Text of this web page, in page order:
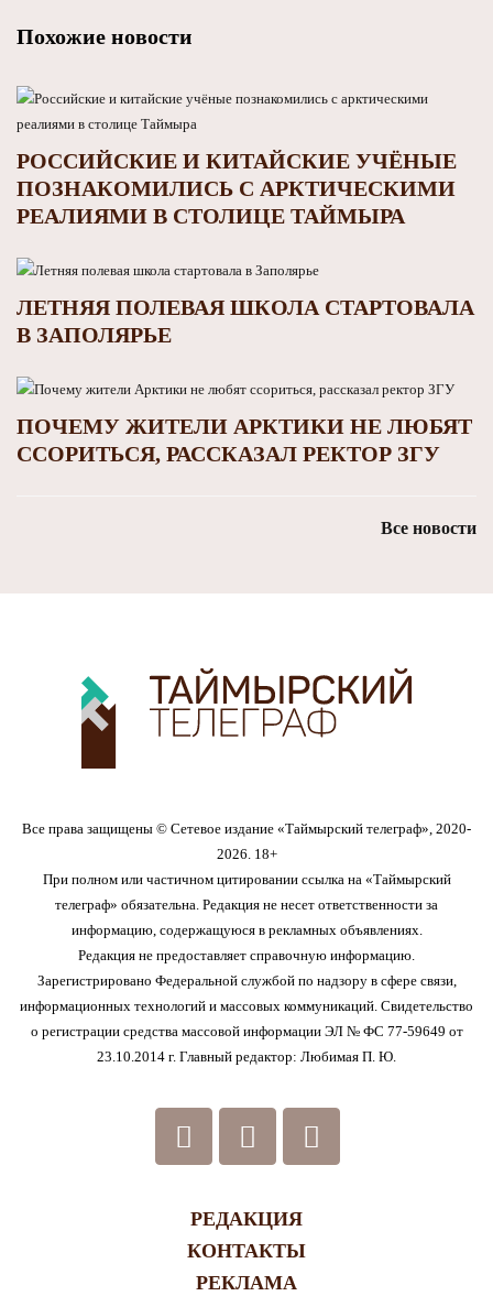
Похожие новости
РОССИЙСКИЕ И КИТАЙСКИЕ УЧЁНЫЕ
ПОЗНАКОМИЛИСЬ С АРКТИЧЕСКИМИ
РЕАЛИЯМИ В СТОЛИЦЕ ТАЙМЫРА
ЛЕТНЯЯ ПОЛЕВАЯ ШКОЛА СТАРТОВАЛА
В ЗАПОЛЯРЬЕ
ПОЧЕМУ ЖИТЕЛИ АРКТИКИ НЕ ЛЮБЯТ
ССОРИТЬСЯ, РАССКАЗАЛ РЕКТОР ЗГУ
Все новости
Все права защищены © Сетевое издание «Таймырский телеграф», 2020-
2026. 18+
При полном или частичном цитировании ссылка на «Таймырский
телеграф» обязательна. Редакция не несет ответственности за
информацию, содержащуюся в рекламных объявлениях.
Редакция не предоставляет справочную информацию.
Зарегистрировано Федеральной службой по надзору в сфере связи,
информационных технологий и массовых коммуникаций. Свидетельство
о регистрации средства массовой информации ЭЛ № ФС 77-59649 от
23.10.2014 г. Главный редактор: Любимая П. Ю.
РЕДАКЦИЯ
КОНТАКТЫ
РЕКЛАМА